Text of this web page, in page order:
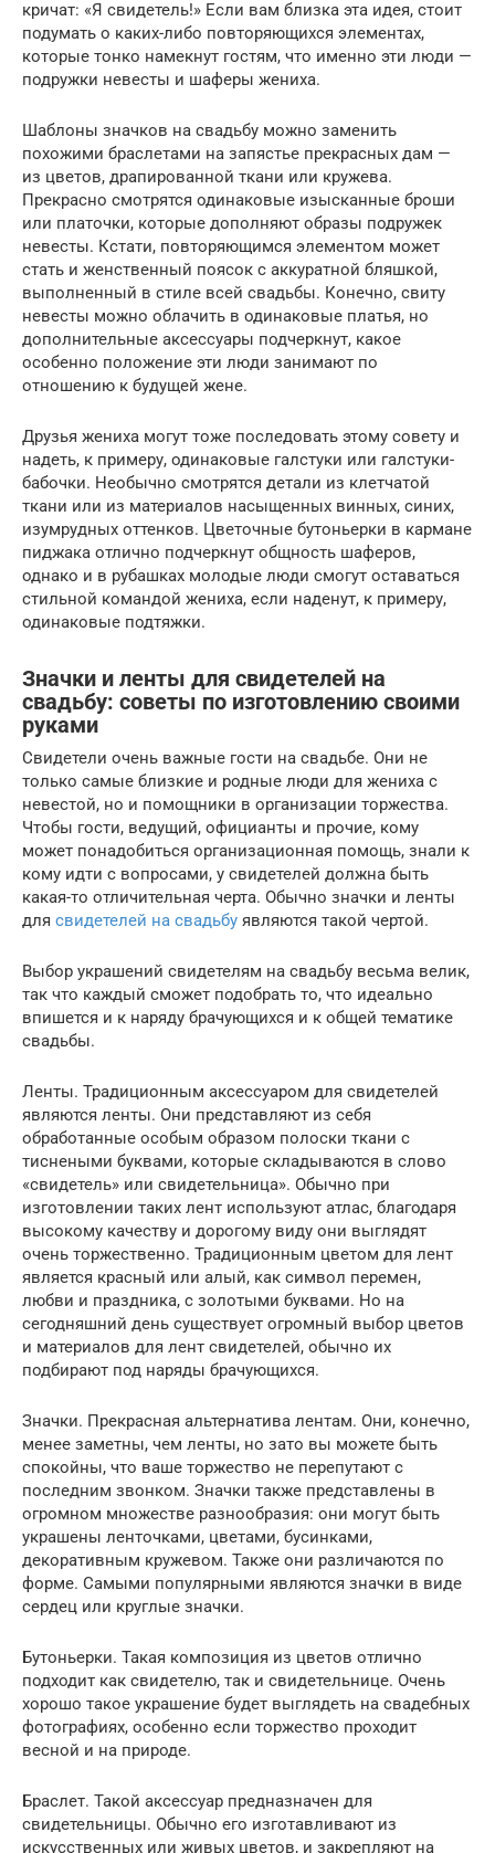
кричат: «Я свидетель!» Если вам близка эта идея, стоит
подумать о каких-либо повторяющихся элементах,
которые тонко намекнут гостям, что именно эти люди —
подружки невесты и шаферы жениха.
Шаблоны значков на свадьбу можно заменить
похожими браслетами на запястье прекрасных дам —
из цветов, драпированной ткани или кружева.
Прекрасно смотрятся одинаковые изысканные броши
или платочки, которые дополняют образы подружек
невесты. Кстати, повторяющимся элементом может
стать и женственный поясок с аккуратной бляшкой,
выполненный в стиле всей свадьбы. Конечно, свиту
невесты можно облачить в одинаковые платья, но
дополнительные аксессуары подчеркнут, какое
особенно положение эти люди занимают по
отношению к будущей жене.
Друзья жениха могут тоже последовать этому совету и
надеть, к примеру, одинаковые галстуки или галстуки-
бабочки. Необычно смотрятся детали из клетчатой
ткани или из материалов насыщенных винных, синих,
изумрудных оттенков. Цветочные бутоньерки в кармане
пиджака отлично подчеркнут общность шаферов,
однако и в рубашках молодые люди смогут оставаться
стильной командой жениха, если наденут, к примеру,
одинаковые подтяжки.
Значки и ленты для свидетелей на
свадьбу: советы по изготовлению своими
руками
Свидетели очень важные гости на свадьбе. Они не
только самые близкие и родные люди для жениха с
невестой, но и помощники в организации торжества.
Чтобы гости, ведущий, официанты и прочие, кому
может понадобиться организационная помощь, знали к
кому идти с вопросами, у свидетелей должна быть
какая-то отличительная черта. Обычно значки и ленты
для свидетелей на свадьбу являются такой чертой.
Выбор украшений свидетелям на свадьбу весьма велик,
так что каждый сможет подобрать то, что идеально
впишется и к наряду брачующихся и к общей тематике
свадьбы.
Ленты. Традиционным аксессуаром для свидетелей
являются ленты. Они представляют из себя
обработанные особым образом полоски ткани с
тиснеными буквами, которые складываются в слово
«свидетель» или свидетельница». Обычно при
изготовлении таких лент используют атлас, благодаря
высокому качеству и дорогому виду они выглядят
очень торжественно. Традиционным цветом для лент
является красный или алый, как символ перемен,
любви и праздника, с золотыми буквами. Но на
сегодняшний день существует огромный выбор цветов
и материалов для лент свидетелей, обычно их
подбирают под наряды брачующихся.
Значки. Прекрасная альтернатива лентам. Они, конечно,
менее заметны, чем ленты, но зато вы можете быть
спокойны, что ваше торжество не перепутают с
последним звонком. Значки также представлены в
огромном множестве разнообразия: они могут быть
украшены ленточками, цветами, бусинками,
декоративным кружевом. Также они различаются по
форме. Самыми популярными являются значки в виде
сердец или круглые значки.
Бутоньерки. Такая композиция из цветов отлично
подходит как свидетелю, так и свидетельнице. Очень
хорошо такое украшение будет выглядеть на свадебных
фотографиях, особенно если торжество проходит
весной и на природе.
Браслет. Такой аксессуар предназначен для
свидетельницы. Обычно его изготавливают из
искусственных или живых цветов, и закрепляют на